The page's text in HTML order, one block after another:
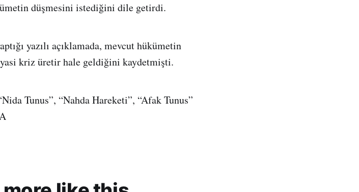
düşmesini istediğini dile getirdi.
yazılı açıklamada, mevcut hükümetin
kriz üretir hale geldiğini kaydetmişti.
Tunus”, “Nahda Hareketi”, “Afak Tunus”